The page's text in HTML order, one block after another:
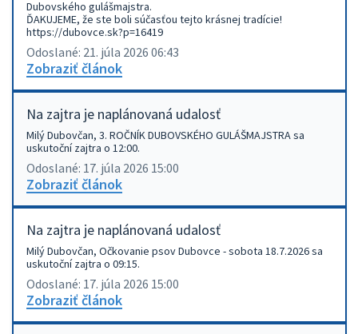
Dubovského gulášmajstra.
ĎAKUJEME, že ste boli súčasťou tejto krásnej tradície!
https://dubovce.sk?p=16419
Odoslané: 21. júla 2026 06:43
Zobraziť článok
Na zajtra je naplánovaná udalosť
Milý Dubovčan, 3. ROČNÍK DUBOVSKÉHO GULÁŠMAJSTRA sa
uskutoční zajtra o 12:00.
Odoslané: 17. júla 2026 15:00
Zobraziť článok
Na zajtra je naplánovaná udalosť
Milý Dubovčan, Očkovanie psov Dubovce - sobota 18.7.2026 sa
uskutoční zajtra o 09:15.
Odoslané: 17. júla 2026 15:00
Zobraziť článok